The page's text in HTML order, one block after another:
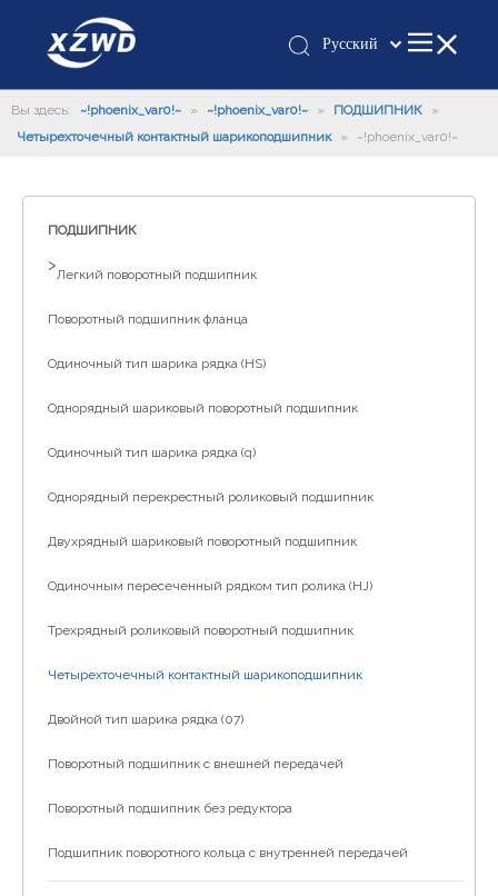
Pусский
românesc
Türk dili
Español
Вы здесь: ~!phoenix_var0!~ » ~!phoenix_var0!~ » ПОДШИПНИК
»
Четырехточечный контактный шарикоподшипник
» ~!phoenix_var0!~
ПОДШИПНИК
>
Легкий поворотный подшипник
Поворотный подшипник фланца
Одиночный тип шарика рядка (HS)
Однорядный шариковый поворотный подшипник
Одиночный тип шарика рядка (q)
Однорядный перекрестный роликовый подшипник
Двухрядный шариковый поворотный подшипник
Одиночным пересеченный рядком тип ролика (HJ)
Трехрядный роликовый поворотный подшипник
Четырехточечный контактный шарикоподшипник
Двойной тип шарика рядка (07)
Поворотный подшипник с внешней передачей
Поворотный подшипник без редуктора
Подшипник поворотного кольца с внутренней передачей